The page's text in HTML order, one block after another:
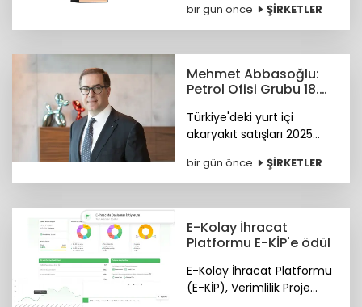
Bronz Stevie Ödülü'nün
sahibi oldu. Ödüller 28
bir gün önce ŞİRKETLER
Mehmet Abbasoğlu:
Petrol Ofisi Grubu 18.
Türkiye'deki yurt içi
akaryakıt satışları 2025
yükseldi. Petrol Ofisi
Grubu, yurt içi toplam
zirvede kapattı.
bir gün önce ŞİRKETLER
E-Kolay İhracat
Platformu E-KİP'e ödül
E-Kolay İhracat Platformu
(E-KİP), Verimlilik Proje